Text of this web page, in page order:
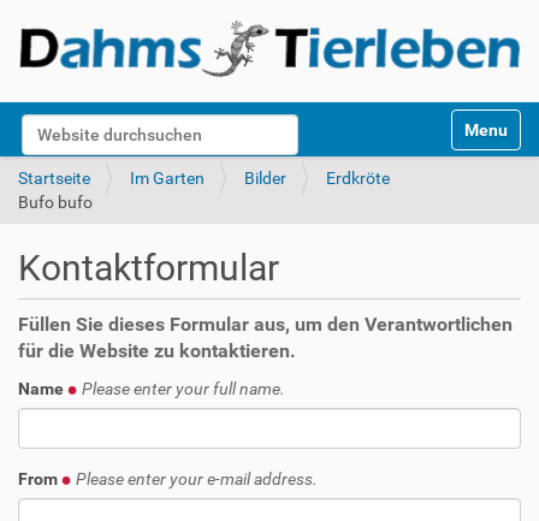
Website durchsuchen
k
Toggle
Startseite Im Garten Bilder
Erdkröte
Bufo bufo
Kontaktformular
Füllen Sie dieses Formular aus, um den Verantwortlichen
für die Website zu kontaktieren.
Name Please enter your full name.
From Please enter your e-mail address.